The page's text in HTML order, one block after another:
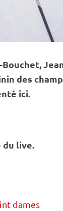
des
ici.
du live.
dames